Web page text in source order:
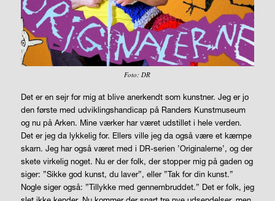
Foto: DR
Det er en sejr for mig at blive anerkendt som kunstner. Jeg er jo
den første med udviklingshandicap på Randers Kunstmuseum
og nu på Arken. Mine værker har været udstillet i hele verden.
Det er jeg da lykkelig for. Ellers ville jeg da også være et kæmpe
skarn. Jeg har også været med i DR-serien ’Originalerne’, og der
skete virkelig noget. Nu er der folk, der stopper mig på gaden og
siger: ”Sikke god kunst, du laver”, eller ”Tak for din kunst.”
Nogle siger også: ”Tillykke med gennembruddet.” Det er folk, jeg